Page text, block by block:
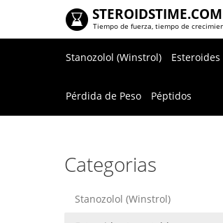
STEROIDSTIME.COM
Tiempo de fuerza, tiempo de
Stanozolol (Winstrol)
Pérdida de Peso Péptidos
Categorias
Stanozolol (Winstrol)